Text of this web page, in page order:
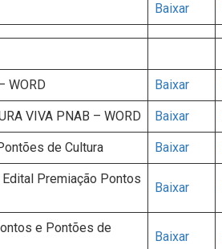
Baixar
WORD Baixar
VIVA PNAB – WORD Baixar
de Cultura Baixar
Premiação Pontos
Baixar
e Pontões de
Baixar